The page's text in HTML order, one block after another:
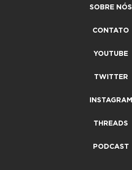
SOBRE NÓS
CONTATO
YOUTUBE
TWITTER
INSTAGRAM
THREADS
PODCAST